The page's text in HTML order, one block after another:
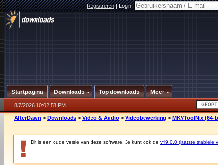
Registreren|Login:
Startpagina Downloads Top downloads Meer
8/7/2026 10:02:58 PM
AfterDawn > Downloads > Video & Audio > Videobewerking > MKVToolNix (64-
Dit is een oude versie van deze software. Je kunt ook de v49.0.0 (laatste stabiele